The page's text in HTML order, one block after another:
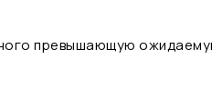
превышающую